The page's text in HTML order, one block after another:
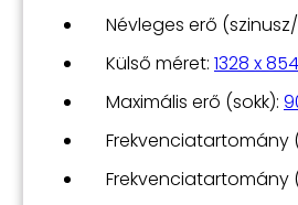
Névleges erő
Külső méret: 1328 x
Maximális erő (sokk):
Frekvenciatartomány
Frekvenciatartomány